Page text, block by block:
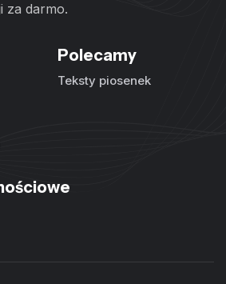
za darmo.
Polecamy
Teksty piosenek